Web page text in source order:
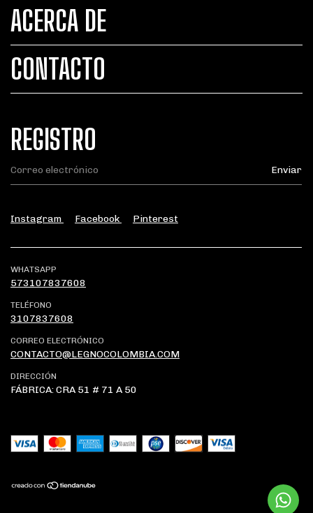
ACERCA DE
CONTACTO
REGISTRO
Instagram Facebook Pinterest
WHATSAPP
573107837608
TELÉFONO
3107837608
CORREO ELECTRÓNICO
CONTACTO@LEGNOCOLOMBIA.COM
DIRECCIÓN
FÁBRICA: CRA 51 # 71 A 50